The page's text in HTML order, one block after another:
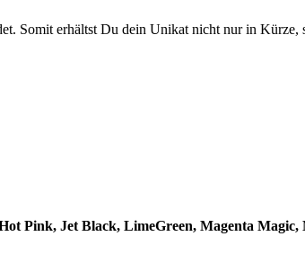
Somit erhältst Du dein Unikat nicht nur in Kürze,
Pink, Jet Black, LimeGreen, Magenta Magic,